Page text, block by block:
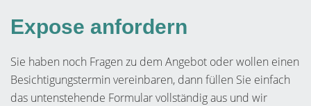
Expose anfordern
Sie haben noch Fragen zu dem Angebot oder wollen einen
Besichtigungstermin vereinbaren, dann füllen Sie einfach
das untenstehende Formular vollständig aus und wir